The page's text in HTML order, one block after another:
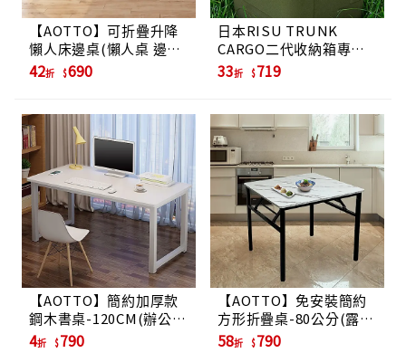
【AOTTO】可折疊升降
懶人床邊桌(懶人桌 邊桌
工作桌)
42折 690
日本RISU TRUNK
CARGO二代收納箱專用
桌板-淺型18L/深型30L
33折 719
【AOTTO】簡約加厚款
鋼木書桌-120CM(辦公桌
電腦桌)
4折 790
【AOTTO】免安裝簡約
方形折疊桌-80公分(露營
桌 拜拜桌 餐桌 方桌 折疊
58折 790